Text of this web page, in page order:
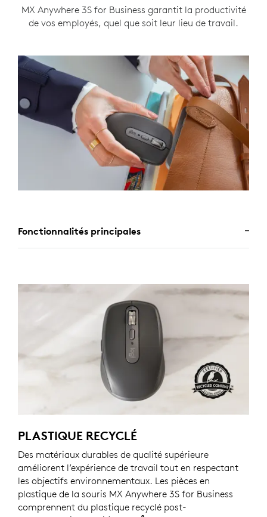
MX Anywhere 3S for Business garantit la productivité
de vos employés, quel que soit leur lieu de travail.
Fonctionnalités principales
PLASTIQUE RECYCLÉ
Des matériaux durables de qualité supérieure
améliorent l’expérience de travail tout en respectant
les objectifs environnementaux. Les pièces en
plastique de la souris MX Anywhere 3S for Business
comprennent du plastique recyclé post-